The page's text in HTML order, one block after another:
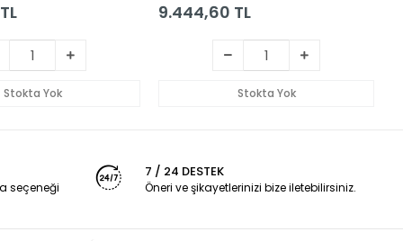
Stokta Yok
9.444,60 TL
Stokta Yok
seçeneği
7 / 24 DESTEK
Öneri ve şikayetlerinizi bize iletebilirsiniz.